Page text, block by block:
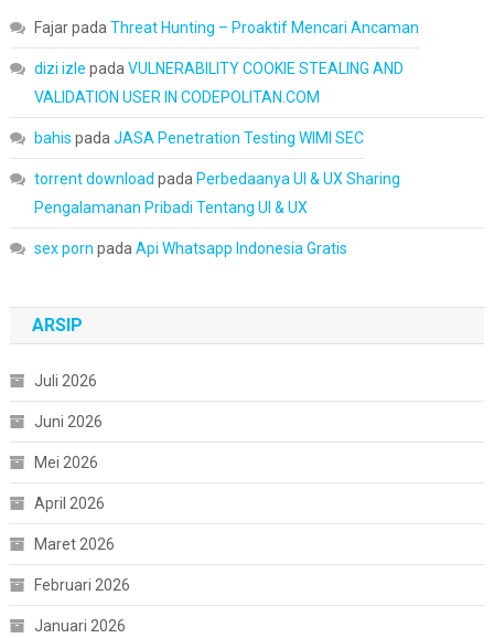
Fajarpada Threat Hunting – Proaktif Mencari Ancaman
dizi izle pada VULNERABILITY COOKIE STEALING AND
VALIDATION USER IN CODEPOLITAN.COM
bahis pada JASA Penetration Testing WIMI SEC
torrent download pada Perbedaanya UI & UX Sharing
Pengalamanan Pribadi Tentang UI & UX
sex porn pada Api Whatsapp Indonesia Gratis
ARSIP
Juli 2026
Juni 2026
Mei 2026
April 2026
Maret 2026
Februari 2026
Januari 2026